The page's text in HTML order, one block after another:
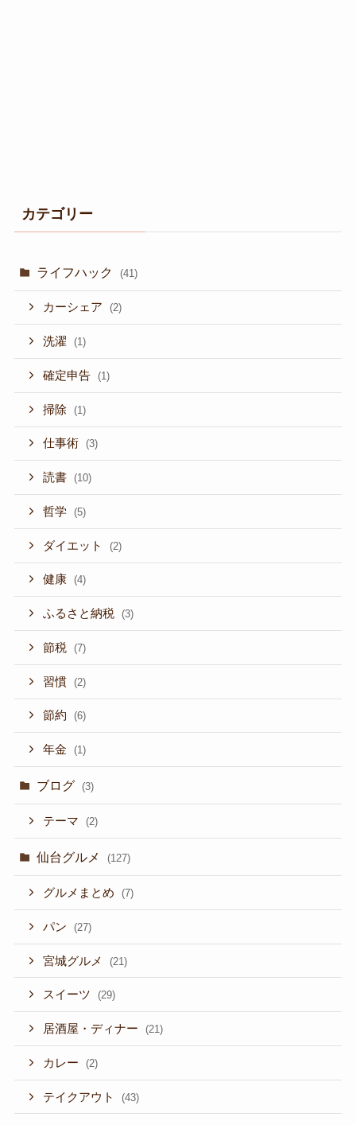
カテゴリー
ライフハック (41)
カーシェア (2)
洗濯 (1)
確定申告 (1)
掃除 (1)
仕事術 (3)
読書 (10)
哲学 (5)
ダイエット (2)
健康 (4)
ふるさと納税 (3)
節税 (7)
習慣 (2)
節約 (6)
年金 (1)
ブログ (3)
テーマ (2)
仙台グルメ (127)
グルメまとめ (7)
パン (27)
宮城グルメ (21)
スイーツ (29)
居酒屋・ディナー (21)
カレー (2)
テイクアウト (43)